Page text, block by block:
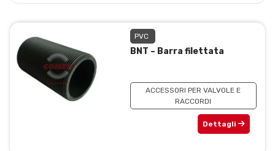
PVC
BNT – Barra filettata
ACCESSORI PER VALVOLE E
RACCORDI
Dettagli